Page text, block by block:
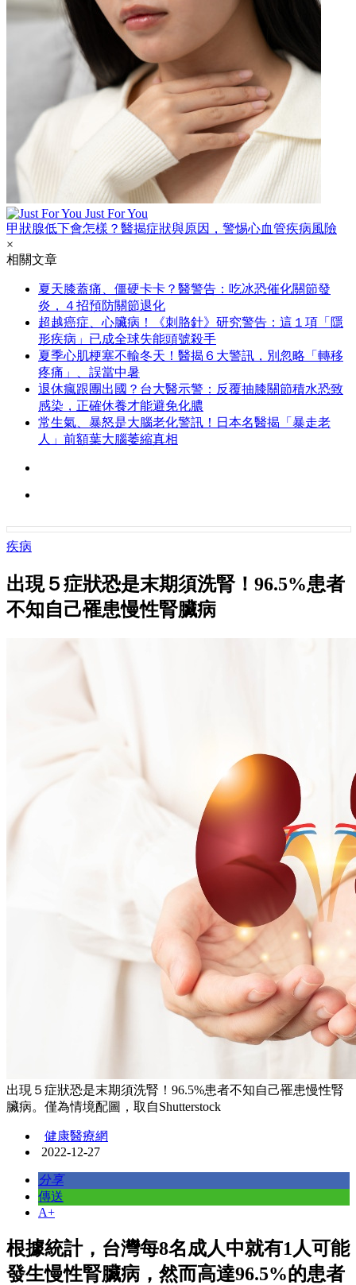
Just For You
甲狀腺低下會怎樣？醫揭症狀與原因，警惕心血管疾病風險
×
相關文章
夏天膝蓋痛、僵硬卡卡？醫警告：吃冰恐催化關節發
炎，４招預防關節退化
超越癌症、心臟病！《刺胳針》研究警告：這１項「隱
形疾病」已成全球失能頭號殺手
夏季心肌梗塞不輸冬天！醫揭６大警訊，別忽略「轉移
疼痛」、誤當中暑
退休瘋跟團出國？台大醫示警：反覆抽膝關節積水恐致
感染，正確休養才能避免化膿
常生氣、暴怒是大腦老化警訊！日本名醫揭「暴走老
人」前額葉大腦萎縮真相
疾病
出現５症狀恐是末期須洗腎！96.5%患者
不知自己罹患慢性腎臟病
出現５症狀恐是末期須洗腎！96.5%患者不知自己罹患慢性腎
臟病。僅為情境配圖，取自Shutterstock
健康醫療網
2022-12-27
分享
傳送
A+
根據統計，台灣每8名成人中就有1人可能
發生慢性腎臟病，然而高達96.5%的患者